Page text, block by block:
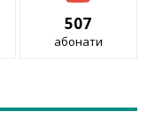
507
абонати